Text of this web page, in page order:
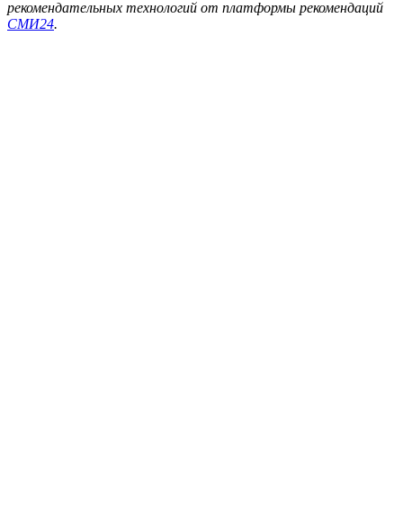
рекомендательных технологий от платформы рекомендаций
СМИ24.